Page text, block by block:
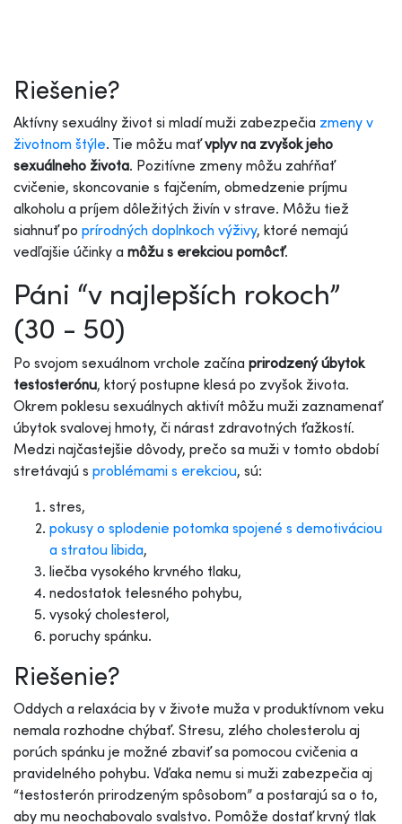
Riešenie?
Aktívny sexuálny život si mladí muži zabezpečia zmeny v
životnom štýle. Tie môžu maťvplyv na zvyšok jeho
sexuálneho života. Pozitívne zmeny môžu zahŕňať
cvičenie, skoncovanie s fajčením, obmedzenie príjmu
alkoholu a príjem dôležitých živín v strave. Môžu tiež
siahnuť po prírodných doplnkoch výživy, ktoré nemajú
vedľajšie účinky a môžu s erekciou pomôcť.
Páni “v najlepších rokoch”
(30 - 50)
Po svojom sexuálnom vrchole začína prirodzený úbytok
testosterónu, ktorý postupne klesá po zvyšok života.
Okrem poklesu sexuálnych aktivít môžu muži zaznamenať
úbytok svalovej hmoty, či nárast zdravotných ťažkostí.
Medzi najčastejšie dôvody, prečo sa muži v tomto období
stretávajú s problémami s erekciou, sú:
stres,
pokusy o splodenie potomka spojené s demotiváciou
a stratou libida,
liečba vysokého krvného tlaku,
nedostatok telesného pohybu,
vysoký cholesterol,
poruchy spánku.
Riešenie?
Oddych a relaxácia by v živote muža v produktívnom veku
nemala rozhodne chýbať. Stresu, zlého cholesterolu aj
porúch spánku je možné zbaviť sa pomocou cvičenia a
pravidelného pohybu. Vďaka nemu si muži zabezpečia aj
“testosterón prirodzeným spôsobom” a postarajú sa o to,
aby mu neochabovalo svalstvo. Pomôže dostať krvný tlak